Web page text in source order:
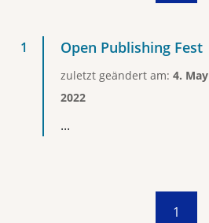
Open Publishing Fest
zuletzt geändert am: 4. May
2022
...
1